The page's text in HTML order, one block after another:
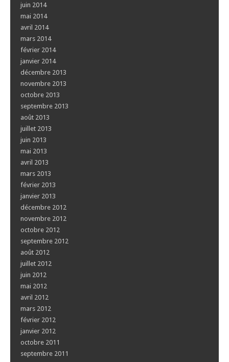
juin 2014
mai 2014
avril 2014
mars 2014
février 2014
janvier 2014
décembre 2013
novembre 2013
octobre 2013
septembre 2013
août 2013
juillet 2013
juin 2013
mai 2013
avril 2013
mars 2013
février 2013
janvier 2013
décembre 2012
novembre 2012
octobre 2012
septembre 2012
août 2012
juillet 2012
juin 2012
mai 2012
avril 2012
mars 2012
février 2012
janvier 2012
octobre 2011
septembre 2011